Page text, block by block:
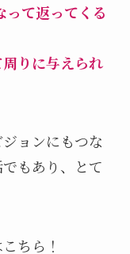
て返ってくる
りに与えられ
ョンにもつな
もあり、とて
ちら！